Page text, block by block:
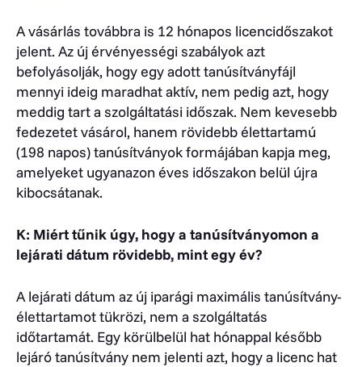
A vásárlás továbbra is 12 hónapos licencidőszakot
jelent. Az új érvényességi szabályok azt
befolyásolják, hogy egy adott tanúsítványfájl
mennyi ideig maradhat aktív, nem pedig azt, hogy
meddig tart a szolgáltatási időszak. Nem kevesebb
fedezetet vásárol, hanem rövidebb élettartamú
(198 napos) tanúsítványok formájában kapja meg,
amelyeket ugyanazon éves időszakon belül újra
kibocsátanak.
K: Miért tűnik úgy, hogy a tanúsítványomon a
lejárati dátum rövidebb, mint egy év?
A lejárati dátum az új iparági maximális tanúsítvány-
élettartamot tükrözi, nem a szolgáltatás
időtartamát. Egy körülbelül hat hónappal később
lejáró tanúsítvány nem jelenti azt, hogy a licenc hat